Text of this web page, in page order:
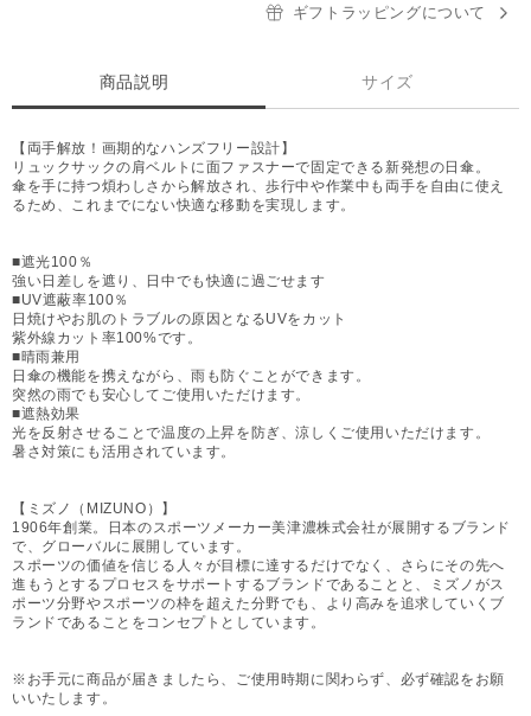
ギフトラッピングについて
商品説明 サイズ
【両手解放！画期的なハンズフリー設計】
リュックサックの肩ベルトに面ファスナーで固定できる新発想の日傘。
傘を手に持つ煩わしさから解放され、歩行中や作業中も両手を自由に使え
るため、これまでにない快適な移動を実現します。
■遮光100％
強い日差しを遮り、日中でも快適に過ごせます
■UV遮蔽率100％
日焼けやお肌のトラブルの原因となるUVをカット
紫外線カット率100%です。
■晴雨兼用
日傘の機能を携えながら、雨も防ぐことができます。
突然の雨でも安心してご使用いただけます。
■遮熱効果
光を反射させることで温度の上昇を防ぎ、涼しくご使用いただけます。
暑さ対策にも活用されています。
【ミズノ（MIZUNO）】
1906年創業。日本のスポーツメーカー美津濃株式会社が展開するブランド
で、グローバルに展開しています。
スポーツの価値を信じる人々が目標に達するだけでなく、さらにその先へ
進もうとするプロセスをサポートするブランドであることと、ミズノがス
ポーツ分野やスポーツの枠を超えた分野でも、より高みを追求していくブ
ランドであることをコンセプトとしています。
※お手元に商品が届きましたら、ご使用時期に関わらず、必ず確認をお願
いいたします。